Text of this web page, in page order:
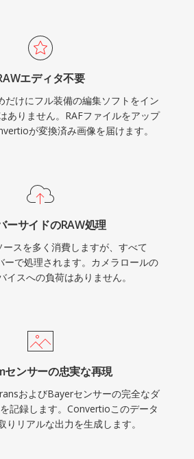
エディタ不要
だけにフル装備の編集ソフトをイン
ありません。RAFファイルをアップ
が変換済み画像を届けます。
ーサイドのRAW処理
ースを多く消費しますが、すべて
で処理されます。カメラロールの
イスへの負荷はありません。
センサーの忠実な再現
およびBayerセンサーの完全なダ
記録します。Convertioこのデータ
りリアルな出力を生成します。